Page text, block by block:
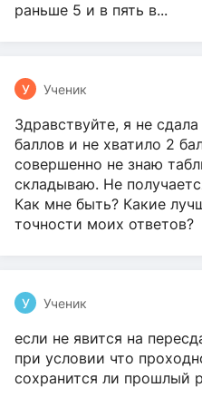
раньше 5 и в пять в...
У Ученик
Здравствуйте, я не
баллов и не хватило 2
совершенно не знаю
складываю. Не
Как мне быть? Какие
точности моих ответов?
У Ученик
если не явится на
при условии что
сохранится ли прошлый